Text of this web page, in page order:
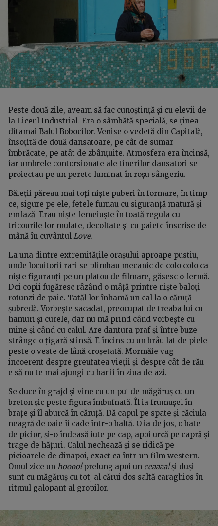
Peste două zile, aveam să fac cunoștință și cu elevii de
la Liceul Industrial. Era o sâmbătă specială, se ținea
ditamai Balul Bobocilor. Venise o vedetă din Capitală,
însoțită de două dansatoare, pe cât de sumar
îmbrăcate, pe atât de zbânțuite. Atmosfera era încinsă,
iar umbrele contorsionate ale tinerilor dansatori se
proiectau pe un perete luminat în roșu sângeriu.
Băieții păreau mai toți niște puberi în formare, în timp
ce, sigure pe ele, fetele fumau cu siguranță matură și
emfază. Erau niște femeiuște în toată regula cu
tricourile lor mulate, decoltate și cu paiete înscrise de
mână în cuvântul Love.
La una dintre extremitățile orașului aproape pustiu,
unde locuitorii rari se plimbau mecanic de colo colo ca
niște figuranți pe un platou de filmare, găsesc o fermă.
Doi copii fugăresc râzând o mâță printre niște baloți
rotunzi de paie. Tatăl lor înhamă un cal la o căruță
șubredă. Vorbește sacadat, preocupat de treaba lui cu
hamuri și curele, dar nu mă prind când vorbește cu
mine și când cu calul. Are dantura praf și între buze
strânge o țigară stinsă. E încins cu un brâu lat de piele
peste o veste de lână croșetată. Mormăie vag
incoerent despre greutatea vieții și despre cât de rău
e să nu te mai ajungi cu banii în ziua de azi.
Se duce în grajd și vine cu un pui de măgăruș cu un
breton șic peste figura îmbufnată. Îl ia frumușel în
brațe și îl aburcă în căruță. Dă capul pe spate și căciula
neagră de oaie îi cade într-o baltă. O ia de jos, o bate
de picior, și-o îndeasă iute pe cap, apoi urcă pe capră și
trage de hățuri. Calul nechează și se ridică pe
picioarele de dinapoi, exact ca într-un film western.
Omul zice un hoooo!prelung apoi un ceaaaa!și duși
sunt cu măgăruș cu tot, al cărui dos saltă caraghios în
ritmul galopant al gropilor.